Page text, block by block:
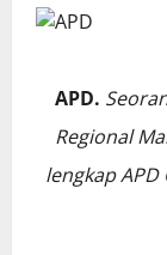
APD.
Regional
lengkap APD